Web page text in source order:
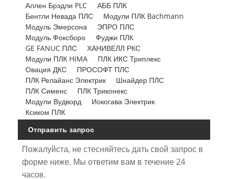
Аллен Брэдли PLC
АББ ПЛК
Бентли Невада ПЛС
Модули ПЛК Bachmann
Модуль Эмерсона
ЭПРО ПЛС
Модуль Фоксборо
Фуджи ПЛК
GE FANUC ПЛС
ХАНИВЕЛЛ РКС
Модули ПЛК HIMA
ПЛК ИКС Триплекс
Овация ДКС
ПРОСОФТ ПЛС
ПЛК Релайанс Электрик
Шнайдер ПЛС
ПЛК Сименс
ПЛК Триконекс
Модули Вудворд
Иокогава Электрик
Ксиком ПЛК
Отправить запрос
Пожалуйста, не стесняйтесь дать свой запрос в
форме ниже. Мы ответим вам в течение 24
часов.